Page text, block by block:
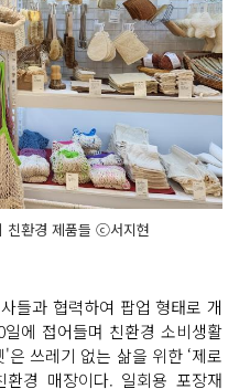
친환경 제품들 ⓒ서지현
들과 협력하여 팝업 형태로 개
에 접어들며 친환경 소비생활
쓰레기 없는 삶을 위한 ‘제로
환경 매장이다. 일회용 포장재